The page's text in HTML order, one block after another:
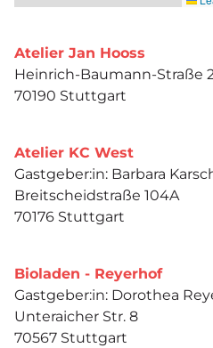
Atelier Jan Hooss
Heinrich-Baumann-Straße
70190 Stuttgart
Atelier KC West
Gastgeber:in: Barbara
Breitscheidstraße 104A
70176 Stuttgart
Bioladen - Reyerhof
Gastgeber:in: Dorothea
Unteraicher Str. 8
70567 Stuttgart